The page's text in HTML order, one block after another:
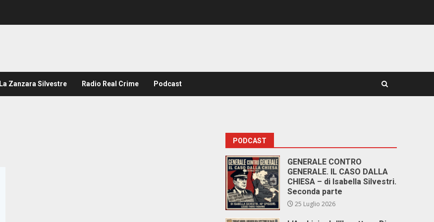
La Zanzara Silvestre Radio Real Crime Podcast
PODCAST
GENERALE CONTRO
GENERALE. IL CASO DALLA
CHIESA – di Isabella Silvestri.
Seconda parte
25 Luglio 2026